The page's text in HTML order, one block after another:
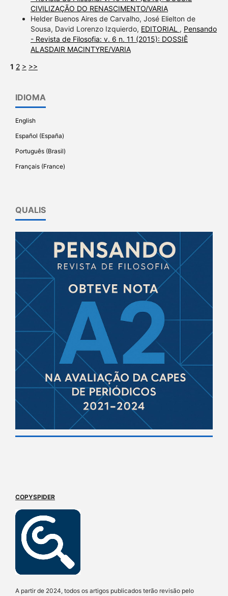
CIVILIZAÇÃO DO RENASCIMENTO/VARIA
Helder Buenos Aires de Carvalho, José Elielton de
Sousa, David Lorenzo Izquierdo, EDITORIAL , Pensando
- Revista de Filosofia: v. 6 n. 11 (2015): DOSSIÊ
ALASDAIR MACINTYRE/VARIA
1 2 > >>
IDIOMA
English
Español (España)
Português (Brasil)
Français (France)
QUALIS
COPYSPIDER
A partir de 2024, todos os artigos publicados terão revisão pelo